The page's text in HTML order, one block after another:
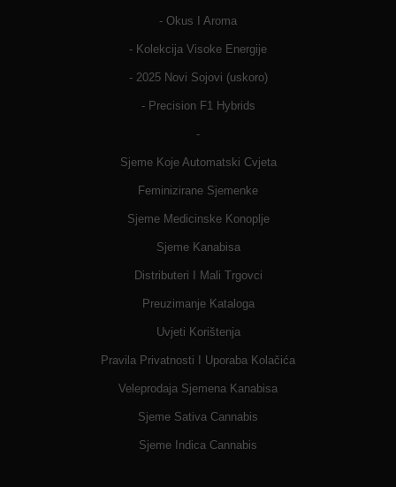
- Okus I Aroma
- Kolekcija Visoke Energije
- 2025 Novi Sojovi (uskoro)
- Precision F1 Hybrids
-
Sjeme Koje Automatski Cvjeta
Feminizirane Sjemenke
Sjeme Medicinske Konoplje
Sjeme Kanabisa
Distributeri I Mali Trgovci
Preuzimanje Kataloga
Uvjeti Korištenja
Pravila Privatnosti I Uporaba Kolačića
Veleprodaja Sjemena Kanabisa
Sjeme Sativa Cannabis
Sjeme Indica Cannabis